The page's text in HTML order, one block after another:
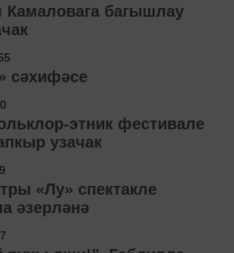
Камаловага багышлау
сәхифәсе
этник фестивале
узачак
«Лу» спектакле
әзерләнә